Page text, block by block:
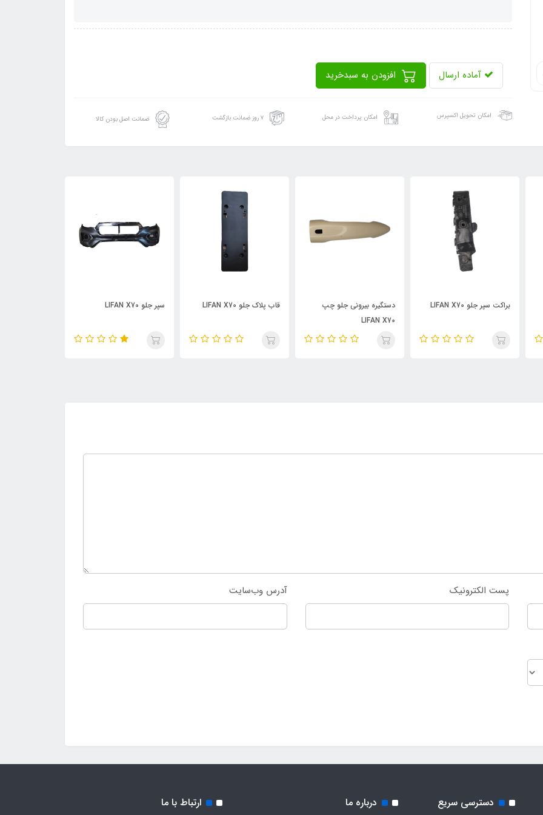
آماده ارسال
امکان تحویل اکسپرس امکان پرداخت در محل ۷ روز ضمانت بازگشت ضمانت اصل بودن کالا
دستگیره بیرونی جلو چپ
قاب پلاک جلو LIFAN X70 سپر جلو LIFAN X70
پست الکترونیک آدرس وب‌سایت
دسترسی سریع درباره ما ارتباط با ما